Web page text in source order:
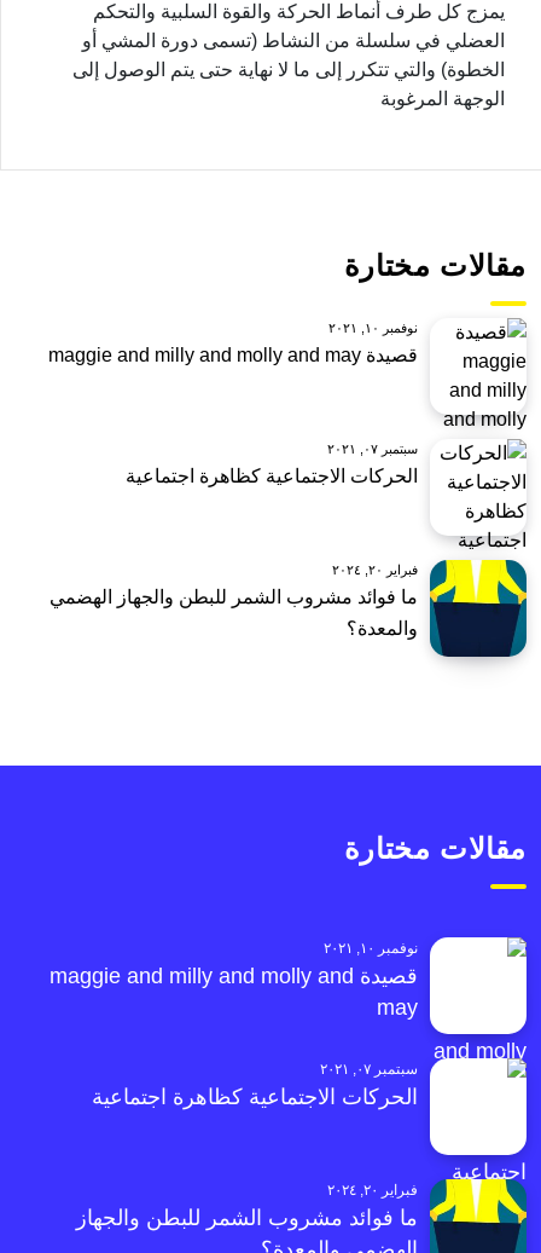
يمزج كل طرف أنماط الحركة والقوة السلبية والتحكم
العضلي في سلسلة من النشاط (تسمى دورة المشي أو
الخطوة) والتي تتكرر إلى ما لا نهاية حتى يتم الوصول إلى
الوجهة المرغوبة
مقالات مختارة
نوفمبر ١٠, ٢٠٢١
قصيدة maggie and milly and molly and may
سبتمبر ٠٧, ٢٠٢١
الحركات الاجتماعية كظاهرة اجتماعية
فبراير ٢٠, ٢٠٢٤
ما فوائد مشروب الشمر للبطن والجهاز الهضمي
والمعدة؟
مقالات مختارة
نوفمبر ١٠, ٢٠٢١
قصيدة maggie and milly and molly and
may
سبتمبر ٠٧, ٢٠٢١
الحركات الاجتماعية كظاهرة اجتماعية
فبراير ٢٠, ٢٠٢٤
ما فوائد مشروب الشمر للبطن والجهاز